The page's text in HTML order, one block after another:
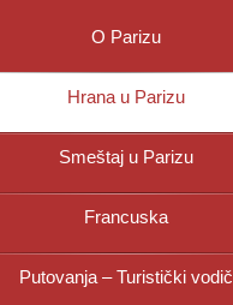
O Parizu
Hrana u Parizu
Smeštaj u Parizu
Francuska
Putovanja – Turistički vodič